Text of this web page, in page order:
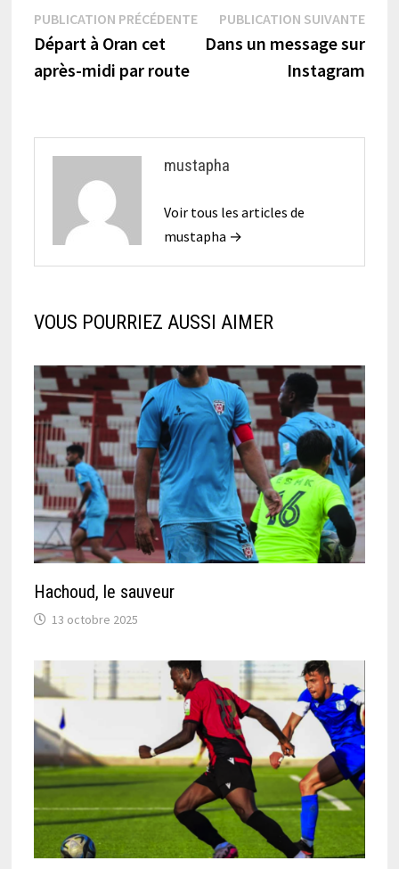
Navigation
de
l’article
PUBLICATION PRÉCÉDENTEPublication
précédente :
Départ à Oran cet
après-midi par route
PUBLICATION SUIVANTE
Dans un message sur
Instagram
mustapha
Voir tous les articles de
mustapha →
VOUS POURRIEZ AUSSI AIMER
Hachoud, le sauveur
13 octobre 2025